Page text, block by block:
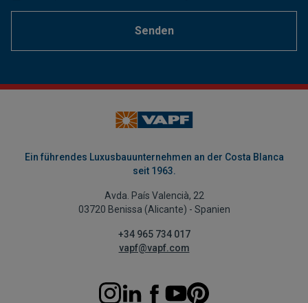
Senden
Ein führendes Luxusbauunternehmen an der Costa Blanca
seit 1963.
Avda. País Valencià, 22
03720 Benissa (Alicante) - Spanien
+34 965 734 017
vapf@vapf.com